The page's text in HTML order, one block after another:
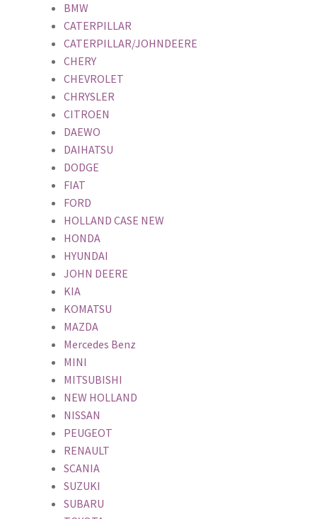
BMW
CATERPILLAR
CATERPILLAR/JOHNDEERE
CHERY
CHEVROLET
CHRYSLER
CITROEN
DAEWO
DAIHATSU
DODGE
FIAT
FORD
HOLLAND CASE NEW
HONDA
HYUNDAI
JOHN DEERE
KIA
KOMATSU
MAZDA
Mercedes Benz
MINI
MITSUBISHI
NEW HOLLAND
NISSAN
PEUGEOT
RENAULT
SCANIA
SUZUKI
SUBARU